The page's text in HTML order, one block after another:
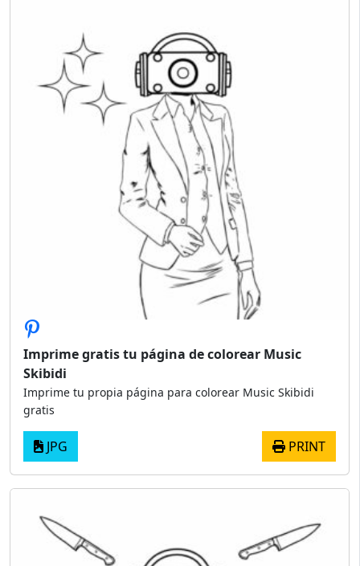
Imprime gratis tu página de colorear Music
Skibidi
Imprime tu propia página para colorear Music Skibidi
gratis
JPG PRINT